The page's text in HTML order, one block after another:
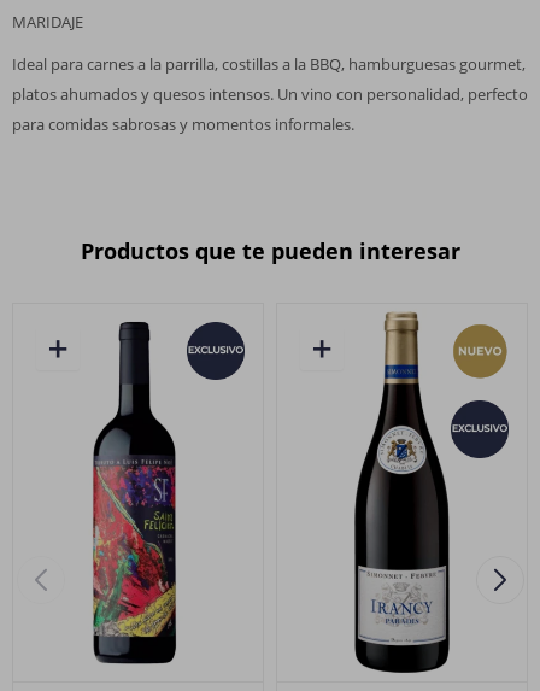
MARIDAJE
Ideal para carnes a la parrilla, costillas a la BBQ, hamburguesas gourmet,
platos ahumados y quesos intensos. Un vino con personalidad, perfecto
para comidas sabrosas y momentos informales.
Productos que te pueden interesar